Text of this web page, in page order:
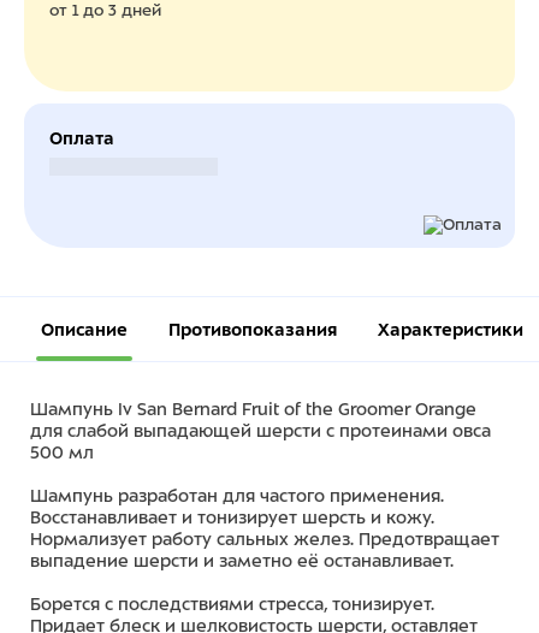
от 1 до 3 дней
Оплата
Описание Противопоказания Характеристики
Шампунь Iv San Bernard Fruit of the Groomer Orange
для слабой выпадающей шерсти с протеинами овса
500 мл
Шампунь разработан для частого применения.
Восстанавливает и тонизирует шерсть и кожу.
Нормализует работу сальных желез. Предотвращает
выпадение шерсти и заметно её останавливает.
Борется с последствиями стресса, тонизирует.
Придает блеск и шелковистость шерсти, оставляет